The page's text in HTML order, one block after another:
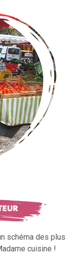
schéma des plus
cuisine !